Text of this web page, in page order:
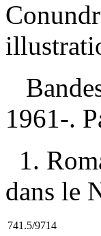
1961-.
1.
dans le
741.5/9714